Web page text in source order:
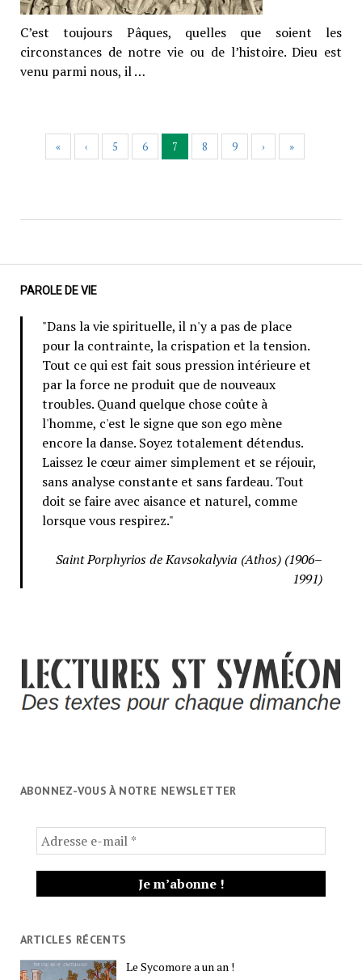
C’est toujours Pâques, quelles que soient les
circonstances de notre vie ou de l’histoire. Dieu est
venu parmi nous, il …
« ‹ 5 6 7 8 9 › »
PAROLE DE VIE
"Dans la vie spirituelle, il n'y a pas de place
pour la contrainte, la crispation et la tension.
Tout ce qui est fait sous pression intérieure et
par la force ne produit que de nouveaux
troubles. Quand quelque chose coûte à
l'homme, c'est le signe que son ego mène
encore la danse. Soyez totalement détendus.
Laissez le cœur aimer simplement et se réjouir,
sans analyse constante et sans fardeau. Tout
doit se faire avec aisance et naturel, comme
lorsque vous respirez."
Saint Porphyrios de Kavsokalyvia (Athos) (1906–
1991)
ABONNEZ-VOUS À NOTRE NEWSLETTER
ARTICLES RÉCENTS
Le Sycomore a un an !